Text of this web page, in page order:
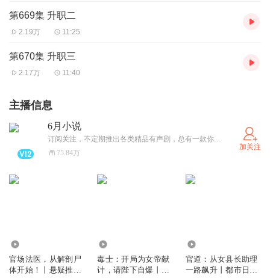
第669集 升职二
2.19万 11:25
第670集 升职三
2.17万 11:40
主播信息
6月小说
订阅关注，不定期推出各类精品有声剧，总有一款你喜欢的，快来呀！
75.84万
加关注
官场法医，从解剖尸
体开始！丨悬疑推理
毒士：开局为女帝献
计，请陛下自爆丨玄
官道：从女县长助理
一路飙升丨都市日常